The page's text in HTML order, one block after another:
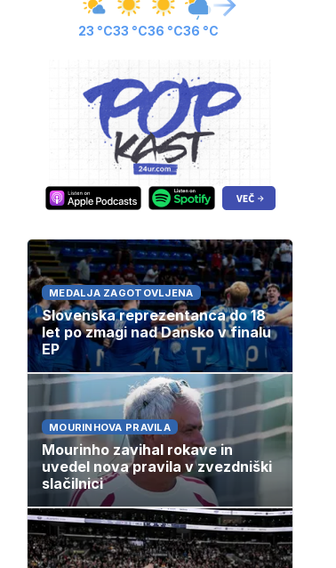
23 °C33 °C36 °C36 °C
MEDALJA ZAGOTOVLJENA
Slovenska reprezentanca do 18
let po zmagi nad Dansko v finalu
EP
MOURINHOVA PRAVILA
Mourinho zavihal rokave in
uvedel nova pravila v zvezdniški
slačilnici